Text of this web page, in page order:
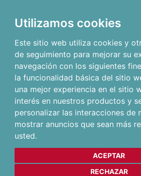
Utilizamos cookies
Este sitio web utiliza cookies y
de seguimiento para mejorar su
navegación con los siguientes
la funcionalidad básica del sitio
una mejor experiencia en el sitio
interés en nuestros productos y
personalizar las interacciones de
mostrar anuncios que sean más
usted.
ACEPTAR
RECHAZAR